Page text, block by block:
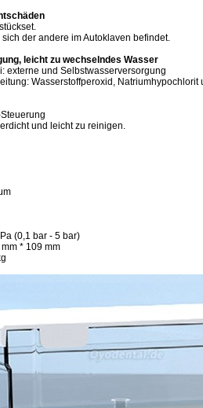
der andere im Autoklaven befindet.
leicht zu wechselndes Wasser
externe und Selbstwasserversorgung
Wasserstoffperoxid,
und leicht zu reinigen.
(0,1 bar - 5 bar)
* 109 mm